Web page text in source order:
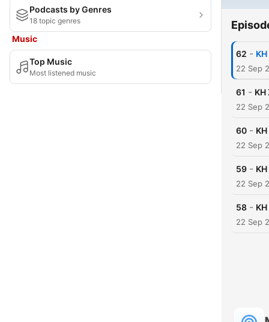
Podcasts by Genres
18 topic genres
Music
Top Music
Most listened music
62 -
22 Sep
61 - KH
22 Sep
60 -
22 Sep
59 -
22 Sep
58 -
22 Sep